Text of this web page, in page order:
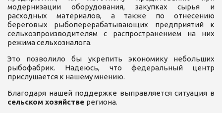
модернизации оборудования, закупках сырья и
расходных материалов, а также по отнесению
береговых рыбоперерабатывающих предприятий к
сельхозпроизводителям с распространением на них
режима сельхозналога.
Это позволило бы укрепить экономику небольших
рыбофабрик. Надеюсь, что федеральный центр
прислушается к нашему мнению.
Благодаря нашей поддержке выправляется ситуация в
сельском хозяйстве региона.